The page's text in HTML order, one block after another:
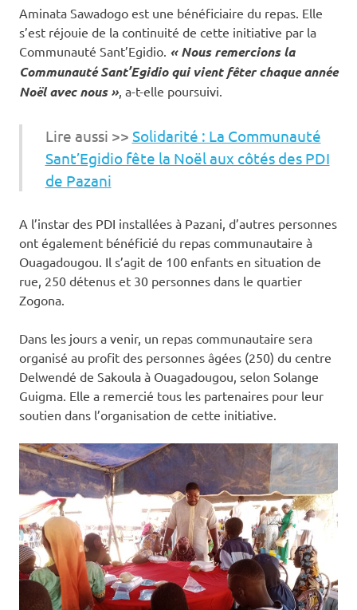
Aminata Sawadogo est une bénéficiaire du repas. Elle
s’est réjouie de la continuité de cette initiative par la
Communauté Sant’Egidio. « Nous remercions la
Communauté Sant’Egidio qui vient fêter chaque année
Noël avec nous », a-t-elle poursuivi.
Lire aussi >> Solidarité : La Communauté
Sant’Egidio fête la Noël aux côtés des PDI
de Pazani
A l’instar des PDI installées à Pazani, d’autres personnes
ont également bénéficié du repas communautaire à
Ouagadougou. Il s’agit de 100 enfants en situation de
rue, 250 détenus et 30 personnes dans le quartier
Zogona.
Dans les jours a venir, un repas communautaire sera
organisé au profit des personnes âgées (250) du centre
Delwendé de Sakoula à Ouagadougou, selon Solange
Guigma. Elle a remercié tous les partenaires pour leur
soutien dans l’organisation de cette initiative.